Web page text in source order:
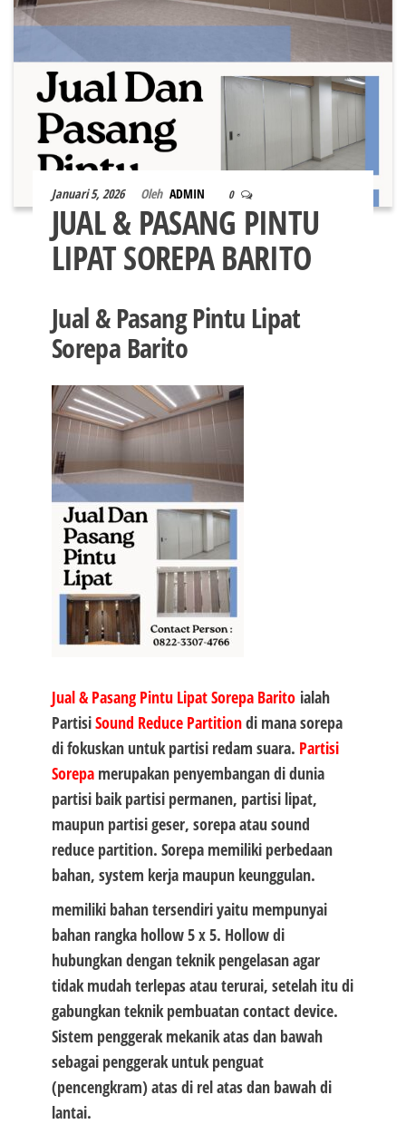
Januari 5, 2026 Oleh ADMIN 0
JUAL & PASANG PINTU
LIPAT SOREPA BARITO
Jual & Pasang Pintu Lipat
Sorepa Barito
Jual & Pasang Pintu Lipat Sorepa Baritoialah
PartisiSound Reduce Partitiondi mana sorepa
di fokuskan untuk partisi redam suara. Partisi
Sorepamerupakan penyembangan di dunia
partisi baik partisi permanen, partisi lipat,
maupun partisi geser, sorepa atau sound
reduce partition. Sorepa memiliki perbedaan
bahan, system kerja maupun keunggulan.
memiliki bahan tersendiri yaitu mempunyai
bahan rangka hollow 5 x 5. Hollow di
hubungkan dengan teknik pengelasan agar
tidak mudah terlepas atau terurai, setelah itu di
gabungkan teknik pembuatan contact device.
Sistem penggerak mekanik atas dan bawah
sebagai penggerak untuk penguat
(pencengkram) atas di rel atas dan bawah di
lantai.